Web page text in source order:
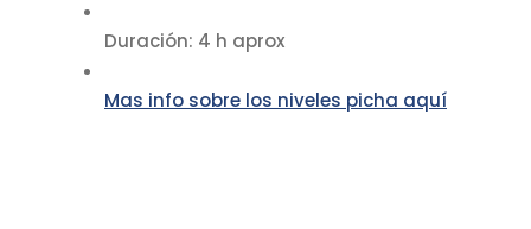
Duración: 4 h aprox
Mas info sobre los niveles picha aquí